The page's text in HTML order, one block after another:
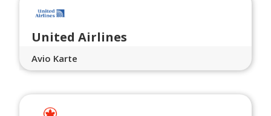
United Airlines
Avio Karte